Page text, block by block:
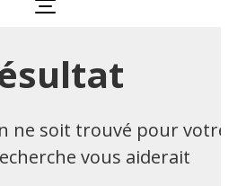
ne soit trouvé pour votre
vous aiderait